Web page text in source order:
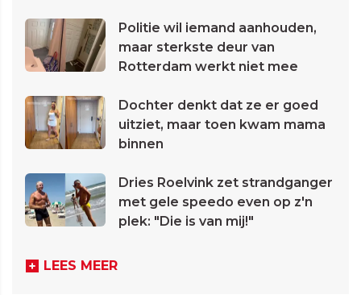
Politie wil iemand aanhouden,
maar sterkste deur van
Rotterdam werkt niet mee
Dochter denkt dat ze er goed
uitziet, maar toen kwam mama
binnen
Dries Roelvink zet strandganger
met gele speedo even op z'n
plek: "Die is van mij!"
LEES MEER